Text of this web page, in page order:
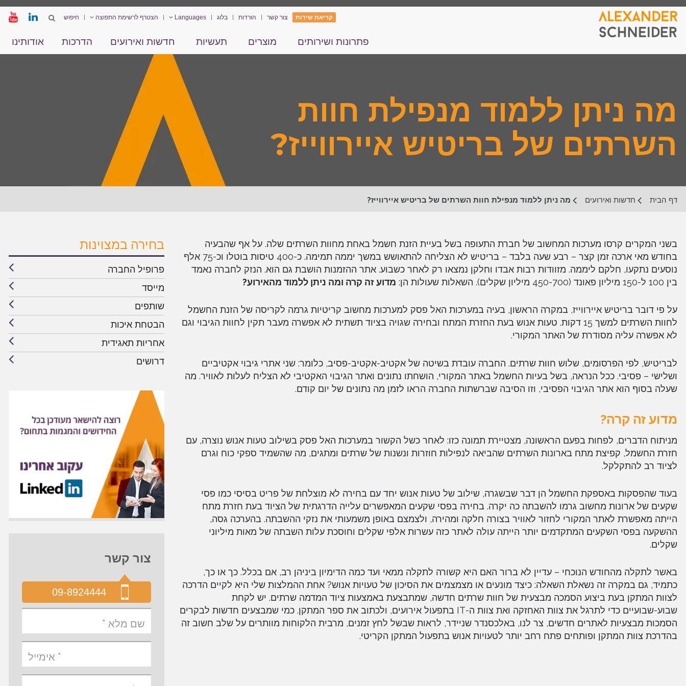
קריאת שירות צור קשר הורדות בלוג Languages הצטרף לרשימת התפוצה
פתרונות ושירותים מוצרים תעשיות חדשות ואירועים הדרכות אודותינו
מה ניתן ללמוד מנפילת חוות
השרתים של בריטיש איירווייז?
דף הבית חדשות ואירועים מה ניתן ללמוד מנפילת חוות השרתים של בריטיש איירווייז?
בשני המקרים קרסו מערכות המחשוב של חברת התעופה בשל בעיית הזנת חשמל באחת מחוות השרתים שלה. על אף שהבעיה
בחודש מאי ארכה זמן קצר – רבע שעה בלבד – בריטיש לא הצליחה להתאושש במשך יממה תמימה. כ-400 טיסות בוטלו וכ-75 אלף
נוסעים נתקעו, חלקם ליממה. מזוודות רבות אבדו וחלקן נמצאו רק לאחר כשבוע. אתר ההזמנות הושבת גם הוא. הנזק לחברה נאמד
בין 100 ל-150 מיליון פאונד (450-700 מיליון שקלים). השאלות שעולות הן:
מדוע זה קרה ומה ניתן ללמוד מהאירוע?
על פי דובר בריטיש איירווייז, במקרה הראשון, בעיה במערכות האל פסק למערכות מחשוב קריטיות גרמה לקריסה של הזנת החשמל
לחוות השרתים למשך 15 דקות. טעות אנוש בעת החזרת המתח ובחירה שגויה בציוד תשתית לא אפשרה מעבר תקין לחוות הגיבוי וגם
לא אפשרה עליה מסודרת של האתר המקורי.
לבריטיש, לפי הפרסומים, שלוש חוות שרתים. החברה עובדת בשיטה של אקטיב-אקטיב-פסיב, כלומר: שני אתרי גיבוי אקטיביים
ושלישי – פסיבי. ככל הנראה, בשל בעיות החשמל באתר המקורי, הושחתו נתונים ואתר הגיבוי האקטיבי לא הצליח לעלות לאוויר. מה
שעלה בסוף הוא אתר הגיבוי הפסיבי, וזו הסיבה שברשתות החברה הראו לזמן מה נתונים של יום קודם.
מדוע זה קרה?
מניתוח הדברים, לפחות בפעם הראשונה, מצטיירת תמונה כזו: לאחר כשל הקשור במערכות האל פסק בשילוב טעות אנוש נוצרה, עם
חזרת החשמל, קפיצת מתח בארונות השרתים שהביאה לנפילות חוזרות ונשנות של שרתים ומתגים, מה שהשמיד ספקי כוח וגרם
לציוד רב להתקלקל.
בעוד שהפסקות באספקת החשמל הן דבר שבשגרה, שילוב של טעות אנוש יחד עם בחירה לא מוצלחת של פריט בסיסי כמו פסי
שקעים של ארונות מחשוב גרמו להשבתה כה יקרה. בחירה בפסי שקעים המאפשרים עלייה הדרגתית של הציוד בעת חזרת מתח
הייתה מאפשרת לאתר המקורי לחזור לאוויר בצורה חלקה ומהירה, ולצמצם באופן משמעותי את נזקי ההשבתה. בהערכה גסה,
ההשקעה בפסי השקעים המתקדמים יותר הייתה עולה לאתר כזה עשרות אלפי שקלים וחוסכת עלות השבתה של מאות מיליוני
שקלים.
באשר לתקלה מהחודש הנוכחי – עדיין לא ברור האם היא קשורה לתקלה ממאי ועד כמה הדימיון ביניהן רב, אם בכלל. כך או כך,
כתמיד, גם במקרה זה נשאלת השאלה: כיצד מונעים או מצמצמים את הסיכון של טעויות אנוש? אחת ההמלצות שלי היא לקיים הדרכה
לצוות המתקן בעת ביצוע הסמכה מבצעית של חוות שרתים חדשה, שמתבצעת באמצעות ציוד המדמה שרתים. יש לקחת
שבוע-שבועיים כדי לתרגל את צוות האחזקה ואת צוות ה-IT בתפעול אירועים, ולכתוב את ספר המתקן. כמי שמבצעים חדשות לבקרים
הסמכות מבצעיות לאתרים חדשים, צר לנו, באלכסנדר שניידר, לראות שבשל לחץ זמנים, מרבית הלקוחות מוותרים על שלב חשוב זה
בהדרכת צוות המתקן ופותחים פתח רחב יותר לטעויות אנוש בתפעול המתקן הקריטי.
בחירה במצוינות
פרופיל החברה
מייסד
שותפים
הבטחת איכות
אחריות תאגידית
דרושים
צור קשר
09-8924444